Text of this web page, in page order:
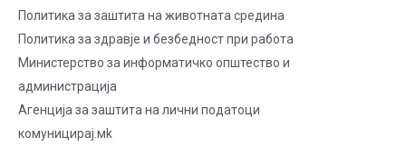
Политика за заштита на животната средина
Политика за здравје и безбедност при работа
Министерство за информатичко општество и
администрација
Агенција за заштита на лични податоци
комуницирај.мk